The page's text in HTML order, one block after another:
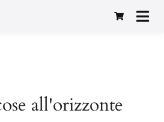
all'orizzonte